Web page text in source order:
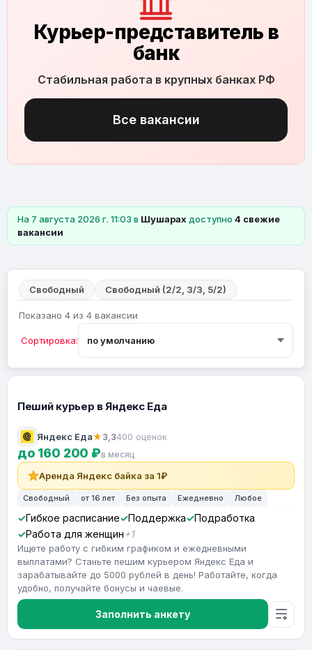
Курьер-представитель в
банк
Стабильная работа в крупных банках РФ
Все вакансии
На 7 августа 2026 г. 11:03 в Шушарах доступно 4 свежие
вакансии
Свободный Свободный (2/2, 3/3, 5/2)
Показано 4 из 4 вакансии
Сортировка:
Пеший курьер в Яндекс Еда
Яндекс Еда★3,3400 оценок
до 160 200 ₽в месяц
Аренда Яндекс байка за 1₽
Свободный от 16 лет Без опыта Ежедневно Любое
Гибкое расписание Поддержка
Подработка
Работа для женщин +1
Ищете работу с гибким графиком и ежедневными
выплатами? Станьте пешим курьером Яндекс Еда и
зарабатывайте до 5000 рублей в день! Работайте, когда
удобно, получайте бонусы и чаевые.
Заполнить анкету